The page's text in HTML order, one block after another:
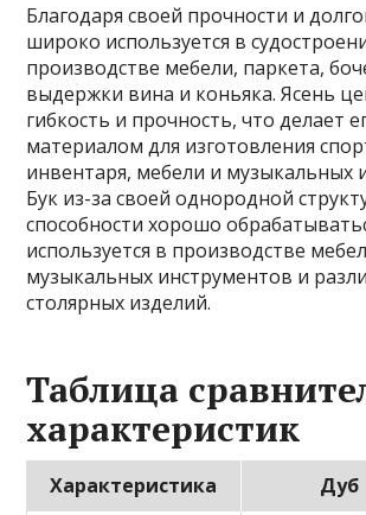
Благодаря своей прочности и
широко используется в
производстве мебели, паркета,
выдержки вина и коньяка. Ясень
гибкость и прочность, что делает
материалом для изготовления
инвентаря, мебели и музыкальных
Бук из-за своей однородной
способности хорошо
используется в производстве
музыкальных инструментов и
столярных изделий.
Таблица
характеристик
Характеристика Дуб